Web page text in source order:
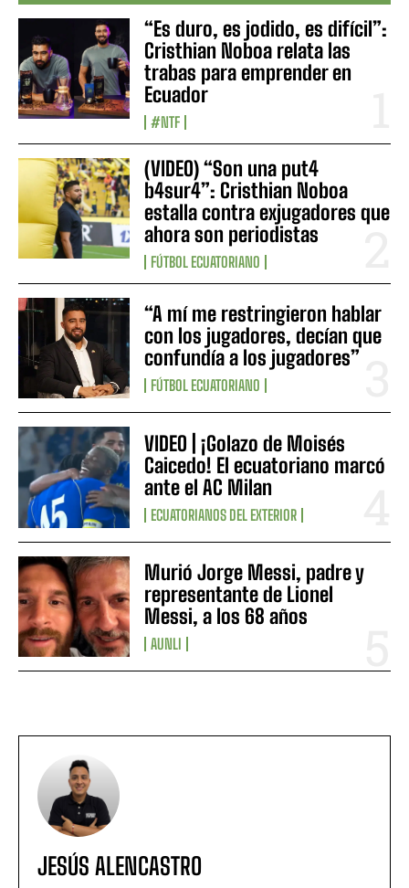
“Es duro, es jodido, es difícil”:
Cristhian Noboa relata las
trabas para emprender en
Ecuador
#NTF
(VIDEO) “Son una put4
b4sur4”: Cristhian Noboa
estalla contra exjugadores que
ahora son periodistas
FÚTBOL ECUATORIANO
“A mí me restringieron hablar
con los jugadores, decían que
confundía a los jugadores”
FÚTBOL ECUATORIANO
VIDEO | ¡Golazo de Moisés
Caicedo! El ecuatoriano marcó
ante el AC Milan
ECUATORIANOS DEL EXTERIOR
Murió Jorge Messi, padre y
representante de Lionel
Messi, a los 68 años
AUNLI
JESÚS ALENCASTRO